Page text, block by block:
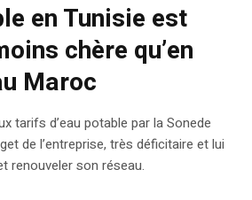
en Tunisie est
chère qu’en
Maroc
tarifs d’eau potable par la Sonede
de l’entreprise, très déficitaire et lui
renouveler son réseau.